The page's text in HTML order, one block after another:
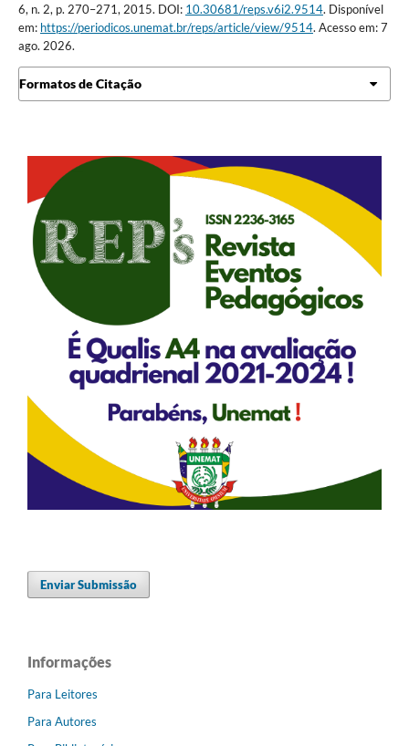
6, n. 2, p. 270–271, 2015. DOI: 10.30681/reps.v6i2.9514. Disponível
em: https://periodicos.unemat.br/reps/article/view/9514. Acesso em: 7
ago. 2026.
Formatos de Citação
Enviar Submissão
Informações
Para Leitores
Para Autores